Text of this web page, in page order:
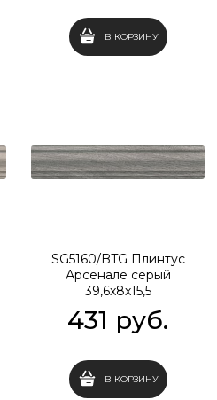
В КОРЗИНУ
SG5160/BTG Плинтус
Арсенале серый
39,6х8х15,5
431 руб.
В КОРЗИНУ